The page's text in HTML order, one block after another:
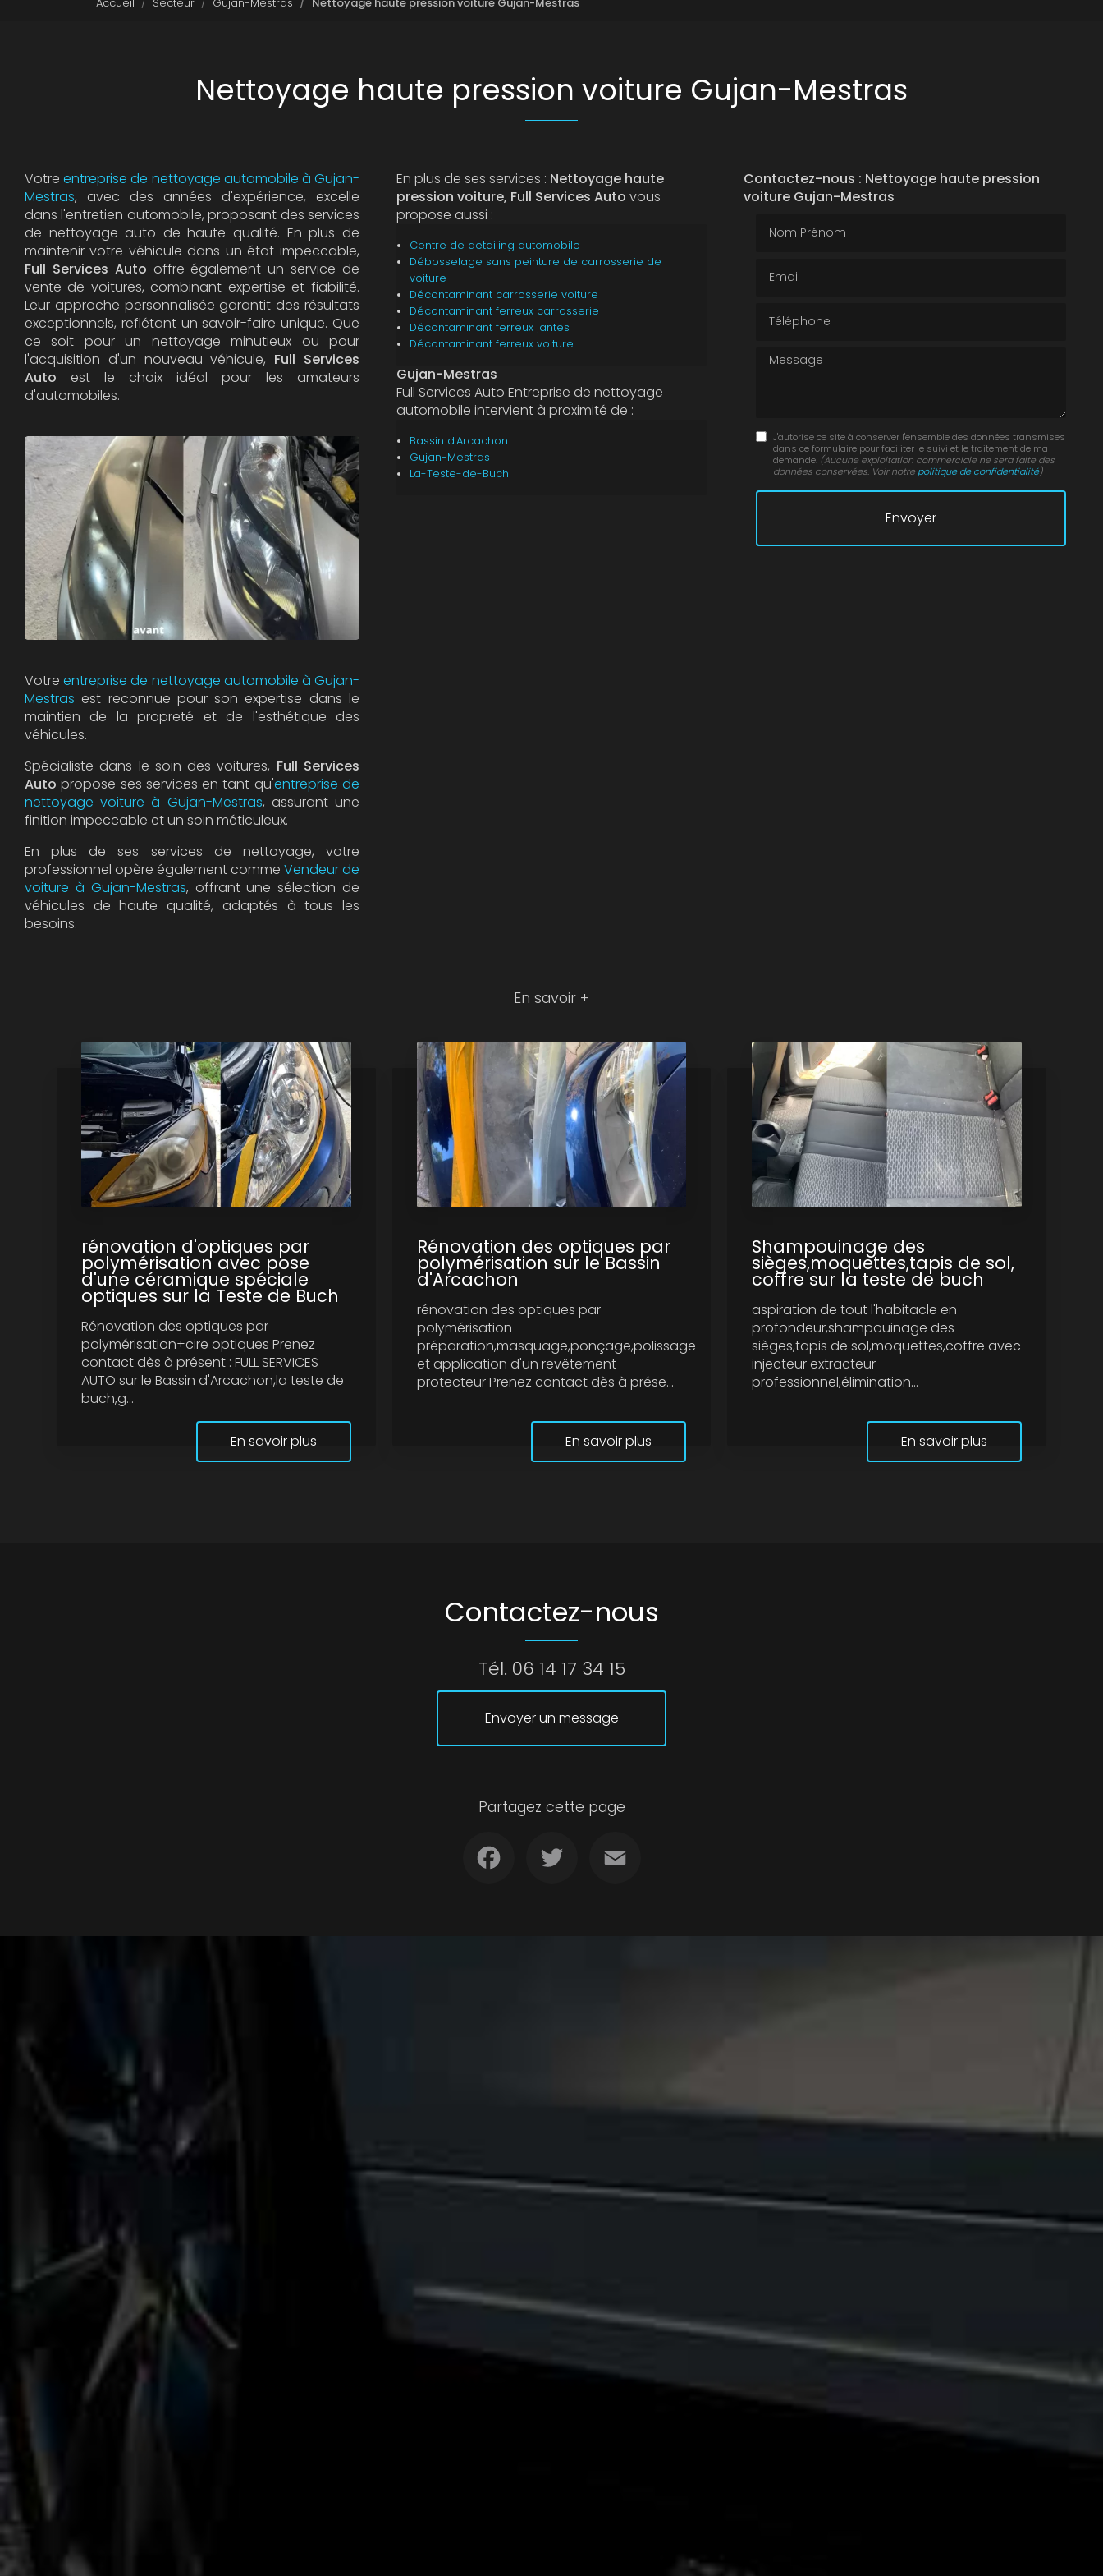
Nettoyage haute pression voiture Gujan-Mestras
Votreentreprise de nettoyage automobile à Gujan-
Mestras, avec des années d'expérience, excelle
dans l'entretien automobile, proposant des services
de nettoyage auto de haute qualité. En plus de
maintenir votre véhicule dans un état impeccable,
Full Services Auto offre également un service de
vente de voitures, combinant expertise et fiabilité.
Leur approche personnalisée garantit des résultats
exceptionnels, reflétant un savoir-faire unique. Que
ce soit pour un nettoyage minutieux ou pour
l'acquisition d'un nouveau véhicule, Full Services
Auto est le choix idéal pour les amateurs
d'automobiles.
Votreentreprise de nettoyage automobile à Gujan-
Mestras est reconnue pour son expertise dans le
maintien de la propreté et de l'esthétique des
véhicules.
Spécialiste dans le soin des voitures, Full Services
Auto propose ses services en tant qu'entreprise de
nettoyage voiture à Gujan-Mestras, assurant une
finition impeccable et un soin méticuleux.
En plus de ses services de nettoyage, votre
professionnel opère également comme Vendeur de
voiture à Gujan-Mestras, offrant une sélection de
véhicules de haute qualité, adaptés à tous les
besoins.
En plus de ses services : Nettoyage haute
pression voiture, Full Services Auto vous
propose aussi :
Centre de detailing automobile
Débosselage sans peinture de carrosserie de
voiture
Décontaminant carrosserie voiture
Décontaminant ferreux carrosserie
Décontaminant ferreux jantes
Décontaminant ferreux voiture
Gujan-Mestras
Full Services Auto Entreprise de nettoyage
automobile intervient à proximité de :
Bassin d'Arcachon
Gujan-Mestras
La-Teste-de-Buch
Contactez-nous : Nettoyage haute pression
voiture Gujan-Mestras
Message
J'autorise ce site à conserver l'ensemble des données transmises
dans ce formulaire pour faciliter le suivi et le traitement de ma
demande. (Aucune exploitation commerciale ne sera faite des
données conservées. Voir notre politique de confidentialité)
En savoir +
rénovation d'optiques par
polymérisation avec pose
d'une céramique spéciale
optiques sur la Teste de Buch
Rénovation des optiques par
polymérisation+cire optiques Prenez
contact dès à présent : FULL SERVICES
AUTO sur le Bassin d'Arcachon,la teste de
buch,g...
En savoir plus
Rénovation des optiques par
polymérisation sur le Bassin
d'Arcachon
rénovation des optiques par
polymérisation
préparation,masquage,ponçage,polissage
et application d'un revêtement
protecteur Prenez contact dès à prése...
En savoir plus
Shampouinage des
sièges,moquettes,tapis de sol,
coffre sur la teste de buch
aspiration de tout l'habitacle en
profondeur,shampouinage des
sièges,tapis de sol,moquettes,coffre avec
injecteur extracteur
professionnel,élimination...
En savoir plus
Contactez-nous
Tél. 06 14 17 34 15
Envoyer un message
Partagez cette page